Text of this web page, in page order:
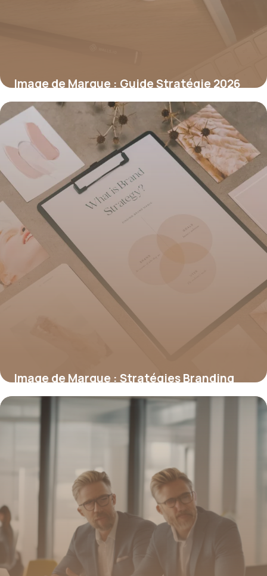
Image de Marque : Guide Stratégie 2026
4 juin 2026
Image de Marque : Stratégies Branding
2026
18 mai 2026